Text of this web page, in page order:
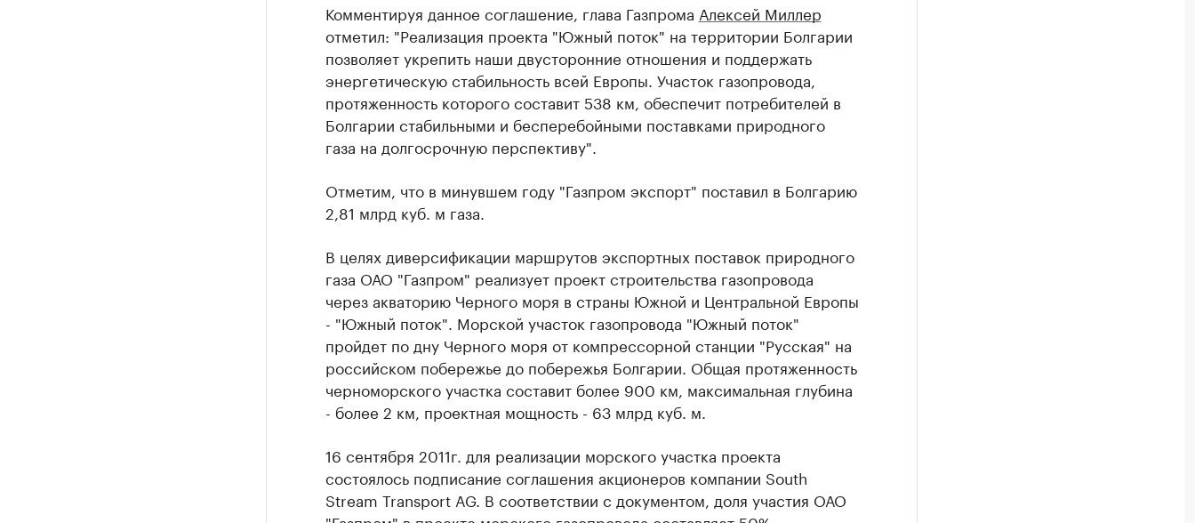
Комментируя данное соглашение, глава Газпрома Алексей Миллер
отметил: "Реализация проекта "Южный поток" на территории Болгарии
позволяет укрепить наши двусторонние отношения и поддержать
энергетическую стабильность всей Европы. Участок газопровода,
протяженность которого составит 538 км, обеспечит потребителей в
Болгарии стабильными и бесперебойными поставками природного
газа на долгосрочную перспективу".
Отметим, что в минувшем году "Газпром экспорт" поставил в Болгарию
2,81 млрд куб. м газа.
В целях диверсификации маршрутов экспортных поставок природного
газа ОАО "Газпром" реализует проект строительства газопровода
через акваторию Черного моря в страны Южной и Центральной Европы
- "Южный поток". Морской участок газопровода "Южный поток"
пройдет по дну Черного моря от компрессорной станции "Русская" на
российском побережье до побережья Болгарии. Общая протяженность
черноморского участка составит более 900 км, максимальная глубина
- более 2 км, проектная мощность - 63 млрд куб. м.
16 сентября 2011г. для реализации морского участка проекта
состоялось подписание соглашения акционеров компании South
Stream Transport AG. В соответствии с документом, доля участия ОАО